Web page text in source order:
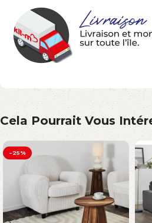
Cela Pourrait Vous
-25%